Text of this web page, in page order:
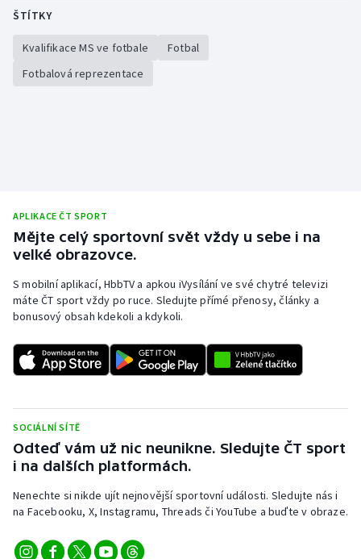
ŠTÍTKY
Kvalifikace MS ve fotbale
Fotbal
Fotbalová reprezentace
APLIKACE ČT SPORT
Mějte celý sportovní svět vždy u sebe i na
velké obrazovce.
S mobilní aplikací, HbbTV a apkou iVysílání ve své chytré televizi
máte ČT sport vždy po ruce. Sledujte přímé přenosy, články a
bonusový obsah kdekoli a kdykoli.
SOCIÁLNÍ SÍTĚ
Odteď vám už nic neunikne. Sledujte ČT sport
i na dalších platformách.
Nenechte si nikde ujít nejnovější sportovní události. Sledujte nás i
na Facebooku, X, Instagramu, Threads či YouTube a buďte v obraze.